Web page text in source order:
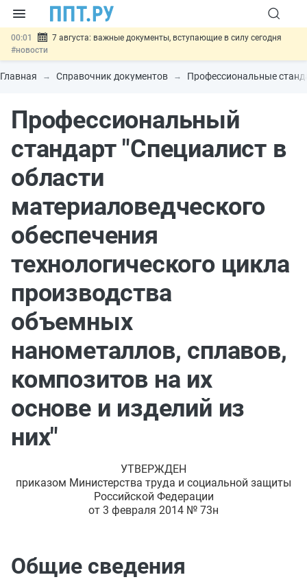
00:01
7 августа: важные документы, вступающие в силу сегодня
#новости
06.08 Минпромторг предложил запретить смешанные лоты
электроники в госзакупках#новости
06.08
Возврат денег за риелторские услуги при недействительных
сделках: инициатива#новости
Обеспечительный платёж СПОТ могут заменить
банковской гарантией #новости
Главная Справочник документов Профессиональные
Профессиональный
стандарт "Специалист в
области
материаловедческого
обеспечения
технологического цикла
производства
объемных
нанометаллов, сплавов,
композитов на их
основе и изделий из
них"
УТВЕРЖДЕН
приказом Министерства труда и социальной защиты
Российской Федерации
от 3 февраля 2014 № 73н
Общие сведения